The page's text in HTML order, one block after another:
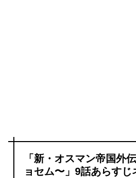
「新・オスマン帝国外
ョセム〜」9話あらすじ